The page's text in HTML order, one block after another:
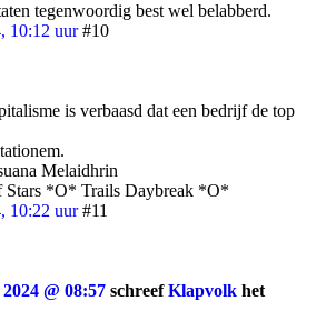
tegenwoordig best wel belabberd.
10:12 uur #10
is verbaasd dat een bedrijf de top
Melaidhrin
Stars *O* Trails Daybreak *O*
10:22 uur #11
@ 08:57 schreefKlapvolk het